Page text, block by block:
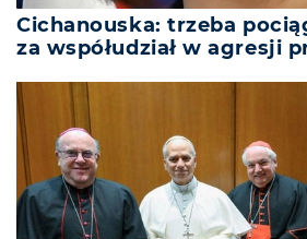
Cichanouska: trzeba
za współudział w agresji